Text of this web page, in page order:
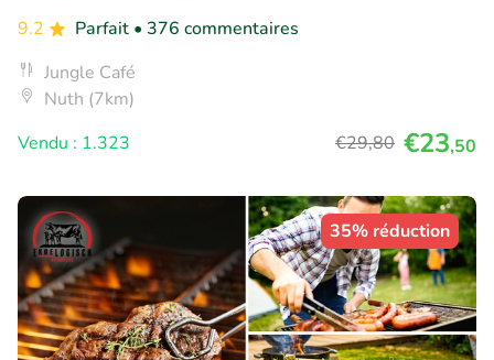
9.2
Parfait • 376 commentaires
Jungle Café
Nuth (7km)
Vendu : 1.323
€29,80 €23,50
35% réduction